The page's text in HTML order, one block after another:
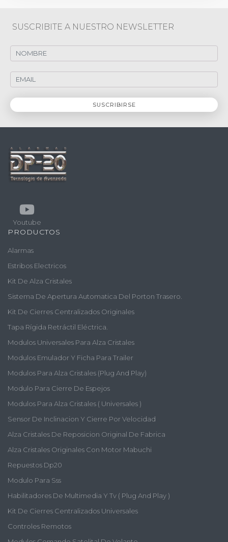
SUSCRIBITE A NUESTRO NEWSLETTER
Youtube
PRODUCTOS
Alarmas
Estribos Electricos
Kit De Alza Cristales
Sistema De Apertura Automatica Del Porton Trasero.
Kit De Cierres Centralizados Originales
Tapa Rígida Retráctil Eléctrica.
Modulos Universales Para Alza Cristales
Modulos Emulador Y Ficha Para Trailer
Modulos Para Alza Cristales (plug And Play)
Modulo Para Cierre De Espejos
Modulos Para Alza Cristales ( Universales )
Sensor De Inclinacion Y Cierre Por Velocidad
Alza Cristales De Reposicion Original De Fabrica
Alza Cristales Originales Con Motor Mabuchi
Repuestos Dp20
Modulo Para Sss
Habilitadores De Multimedia Y Tv ( Plug And Play )
Kit De Cierres Centralizados Universales
Controles Remotos